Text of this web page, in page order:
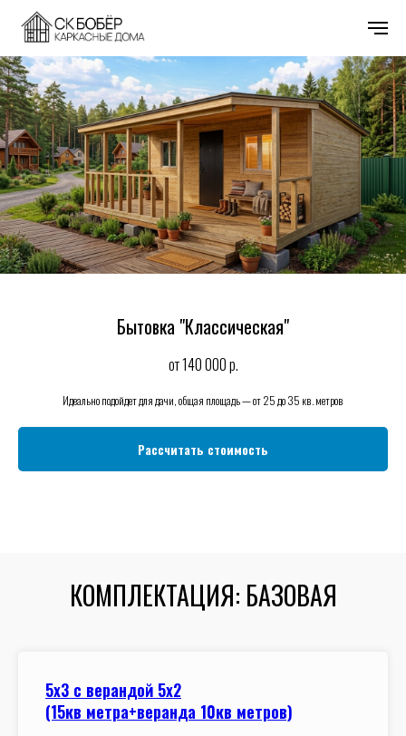
Бытовка "Классическая"
от 140 000р.
Идеально подойдет для дачи, общая площадь — от 25 до 35 кв. метров
Рассчитать стоимость
КОМПЛЕКТАЦИЯ: БАЗОВАЯ
5x3 с верандой 5x2
(15кв метра+веранда 10кв метров)